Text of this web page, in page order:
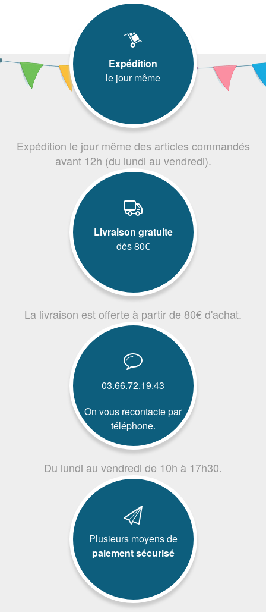
Expédition
le jour même
Expédition le jour même des articles commandés
avant 12h (du lundi au vendredi).
Livraison gratuite
dès 80€
La livraison est offerte à partir de 80€ d'achat.
03.66.72.19.43
On vous recontacte par
téléphone.
Du lundi au vendredi de 10h à 17h30.
Plusieurs moyens de
paiement sécurisé